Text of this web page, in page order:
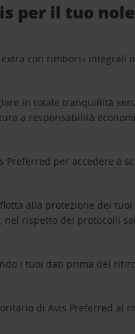
per il tuo
con rimborsi integrali
in totale tranquillità
a responsabilità
Preferred per accedere a
alla protezione dei
nel rispetto dei protocolli
i tuoi dati prima del
di Avis Preferred al